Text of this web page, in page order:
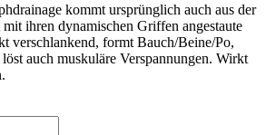
kommt ursprünglich auch aus der
ihren dynamischen Griffen angestaute
verschlankend, formt Bauch/Beine/Po,
auch muskuläre Verspannungen. Wirkt